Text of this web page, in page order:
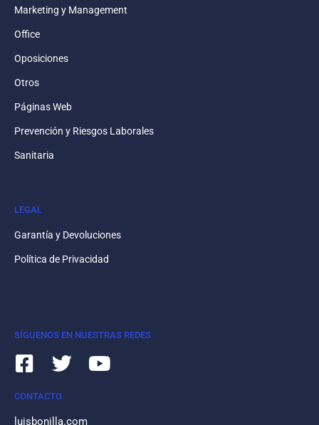
Marketing y Management
Office
Oposiciones
Otros
Páginas Web
Prevención y Riesgos Laborales
Sanitaria
LEGAL
Garantía y Devoluciones
Política de Privacidad
SÍGUENOS EN NUESTRAS REDES
CONTACTO
luisbonilla.com